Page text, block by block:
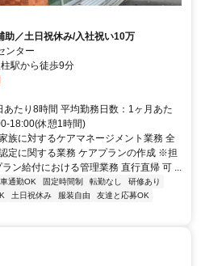
助／土日祝休み/入社祝い10万
ンター
駅から徒歩9分
たり8時間 平均勤務日数：1ヶ月あた
18:00(休憩1時間)
族に対するケアマネージメント業務 全
定に関する業務 ケアプランの作成 ※担
ン給付における管理業務 直行直帰 可 ...
車通勤OK 固定時間制 転勤なし
研修あり
土日祝休み 服装自由
友達と応募OK